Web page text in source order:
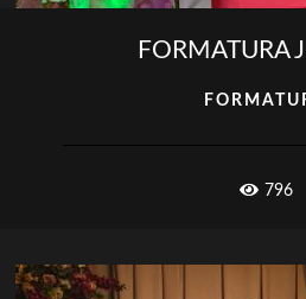
FORMATURA
796